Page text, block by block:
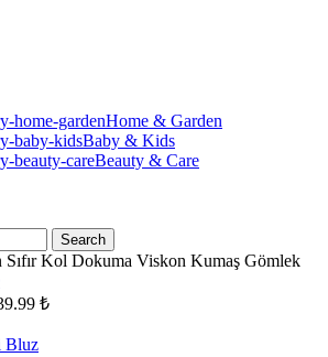
Home & Garden
Baby & Kids
Beauty & Care
Search
Sıfır Kol Dokuma Viskon Kumaş Gömlek
₺